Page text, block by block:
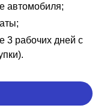
автомобиля;
3 рабочих дней с